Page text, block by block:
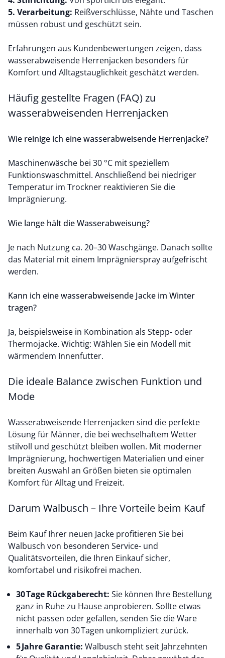
5. Verarbeitung: Reißverschlüsse, Nähte und Taschen
müssen robust und geschützt sein.
Erfahrungen aus Kundenbewertungen zeigen, dass
wasserabweisende Herrenjacken besonders für
Komfort und Alltagstauglichkeit geschätzt werden.
Häufig gestellte Fragen (FAQ) zu
wasserabweisenden Herrenjacken
Wie reinige ich eine wasserabweisende Herrenjacke?
Maschinenwäsche bei 30 °C mit speziellem
Funktionswaschmittel. Anschließend bei niedriger
Temperatur im Trockner reaktivieren Sie die
Imprägnierung.
Wie lange hält die Wasserabweisung?
Je nach Nutzung ca. 20–30 Waschgänge. Danach sollte
das Material mit einem Imprägnierspray aufgefrischt
werden.
Kann ich eine wasserabweisende Jacke im Winter
tragen?
Ja, beispielsweise in Kombination als Stepp- oder
Thermojacke. Wichtig: Wählen Sie ein Modell mit
wärmendem Innenfutter.
Die ideale Balance zwischen Funktion und
Mode
Wasserabweisende Herrenjacken sind die perfekte
Lösung für Männer, die bei wechselhaftem Wetter
stilvoll und geschützt bleiben wollen. Mit moderner
Imprägnierung, hochwertigen Materialien und einer
breiten Auswahl an Größen bieten sie optimalen
Komfort für Alltag und Freizeit.
Darum Walbusch – Ihre Vorteile beim Kauf
Beim Kauf Ihrer neuen Jacke profitieren Sie bei
Walbusch von besonderen Service- und
Qualitätsvorteilen, die Ihren Einkauf sicher,
komfortabel und risikofrei machen.
30 Tage Rückgaberecht: Sie können Ihre Bestellung
ganz in Ruhe zu Hause anprobieren. Sollte etwas
nicht passen oder gefallen, senden Sie die Ware
innerhalb von 30 Tagen unkompliziert zurück.
5 Jahre Garantie: Walbusch steht seit Jahrzehnten